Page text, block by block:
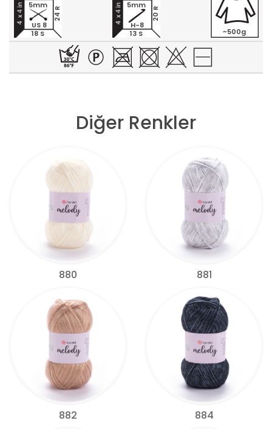
18 S
24 R
5mm
US 8
13 S
20 R
5mm
H-8
~500g
Diğer Renkler
880 881
882 884